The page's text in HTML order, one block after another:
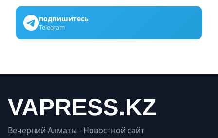
подпишитесь
Telegram
Вечерний Алматы - Новостной сайт